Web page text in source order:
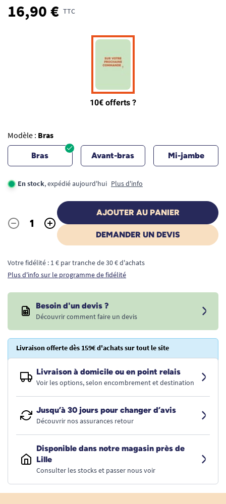
16,90 € TTC
Modèle : Bras
Bras Avant-bras Mi-jambe
En stock, expédié aujourd'hui Plus d'info
Quantité
- +
AJOUTER AU PANIER
DEMANDER UN DEVIS
Votre fidélité : 1 € par tranche de 30 € d'achats
Plus d'info sur le programme de fidélité
Besoin d'un devis ?
Découvrir comment faire un devis
Livraison offerte dès 159€ d'achats sur tout le site
Livraison à domicile ou en point relais
Voir les options, selon encombrement et destination
Jusqu’à 30 jours pour changer d’avis
Découvrir nos assurances retour
Disponible dans notre magasin près de
Lille
Consulter les stocks et passer nous voir